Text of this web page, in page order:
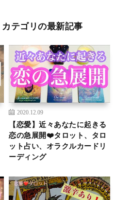
カテゴリの最新記事
2020.12.09
【恋愛】近々あなたに起きる
恋の急展開❤️タロット、タロ
ット占い、オラクルカードリ
ーディング